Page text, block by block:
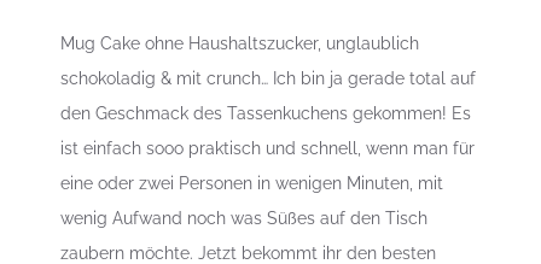
Mug Cake ohne Haushaltszucker, unglaublich
schokoladig & mit crunch… Ich bin ja gerade total auf
den Geschmack des Tassenkuchens gekommen! Es
ist einfach sooo praktisch und schnell, wenn man für
eine oder zwei Personen in wenigen Minuten, mit
wenig Aufwand noch was Süßes auf den Tisch
zaubern möchte. Jetzt bekommt ihr den besten